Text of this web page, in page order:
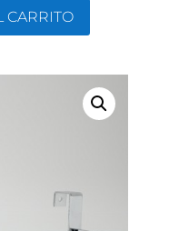
CARRITO